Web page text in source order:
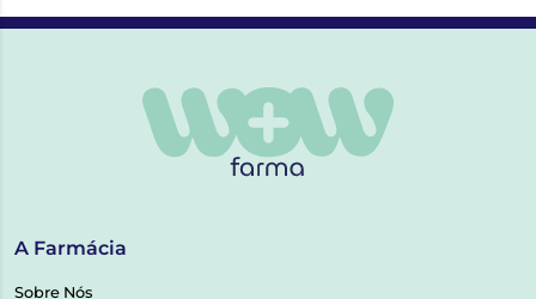
A Farmácia
Sobre Nós